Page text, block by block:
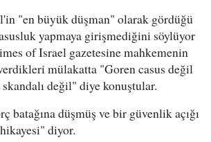
"en büyük düşman" olarak gördüğü
yapmaya girişmediğini söylüyor
of Israel gazetesine mahkemenin
mülakatta "Goren casus değil
değil" diye konuştular.
batağına düşmüş ve bir güvenlik açığı
diyor.